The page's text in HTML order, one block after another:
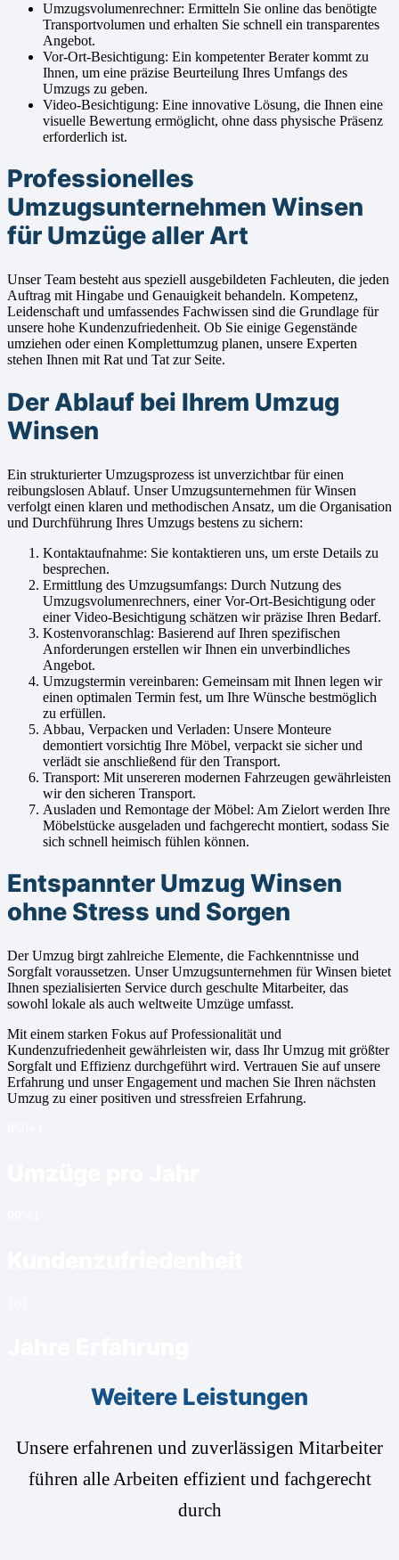
Umzugsvolumenrechner: Ermitteln Sie online das benötigte
Transportvolumen und erhalten Sie schnell ein transparentes
Angebot.
Vor-Ort-Besichtigung: Ein kompetenter Berater kommt zu
Ihnen, um eine präzise Beurteilung Ihres Umfangs des
Umzugs zu geben.
Video-Besichtigung: Eine innovative Lösung, die Ihnen eine
visuelle Bewertung ermöglicht, ohne dass physische Präsenz
erforderlich ist.
Professionelles
Umzugsunternehmen Winsen
für Umzüge aller Art
Unser Team besteht aus speziell ausgebildeten Fachleuten, die jeden
Auftrag mit Hingabe und Genauigkeit behandeln. Kompetenz,
Leidenschaft und umfassendes Fachwissen sind die Grundlage für
unsere hohe Kundenzufriedenheit. Ob Sie einige Gegenstände
umziehen oder einen Komplettumzug planen, unsere Experten
stehen Ihnen mit Rat und Tat zur Seite.
Der Ablauf bei Ihrem Umzug
Winsen
Ein strukturierter Umzugsprozess ist unverzichtbar für einen
reibungslosen Ablauf. Unser Umzugsunternehmen für Winsen
verfolgt einen klaren und methodischen Ansatz, um die Organisation
und Durchführung Ihres Umzugs bestens zu sichern:
Kontaktaufnahme: Sie kontaktieren uns, um erste Details zu
besprechen.
Ermittlung des Umzugsumfangs: Durch Nutzung des
Umzugsvolumenrechners, einer Vor-Ort-Besichtigung oder
einer Video-Besichtigung schätzen wir präzise Ihren Bedarf.
Kostenvoranschlag: Basierend auf Ihren spezifischen
Anforderungen erstellen wir Ihnen ein unverbindliches
Angebot.
Umzugstermin vereinbaren: Gemeinsam mit Ihnen legen wir
einen optimalen Termin fest, um Ihre Wünsche bestmöglich
zu erfüllen.
Abbau, Verpacken und Verladen: Unsere Monteure
demontiert vorsichtig Ihre Möbel, verpackt sie sicher und
verlädt sie anschließend für den Transport.
Transport: Mit unsereren modernen Fahrzeugen gewährleisten
wir den sicheren Transport.
Ausladen und Remontage der Möbel: Am Zielort werden Ihre
Möbelstücke ausgeladen und fachgerecht montiert, sodass Sie
sich schnell heimisch fühlen können.
Entspannter Umzug Winsen
ohne Stress und Sorgen
Der Umzug birgt zahlreiche Elemente, die Fachkenntnisse und
Sorgfalt voraussetzen. Unser Umzugsunternehmen für Winsen bietet
Ihnen spezialisierten Service durch geschulte Mitarbeiter, das
sowohl lokale als auch weltweite Umzüge umfasst.
Mit einem starken Fokus auf Professionalität und
Kundenzufriedenheit gewährleisten wir, dass Ihr Umzug mit größter
Sorgfalt und Effizienz durchgeführt wird. Vertrauen Sie auf unsere
Erfahrung und unser Engagement und machen Sie Ihren nächsten
Umzug zu einer positiven und stressfreien Erfahrung.
Weitere Leistungen
Unsere erfahrenen und zuverlässigen Mitarbeiter
führen alle Arbeiten effizient und fachgerecht
durch